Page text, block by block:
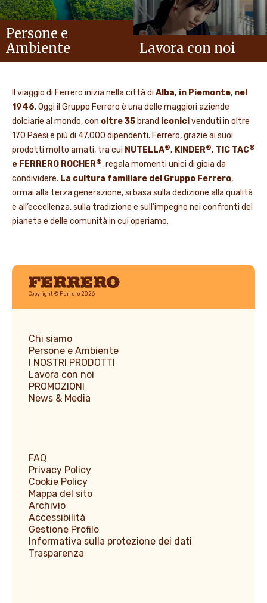
Persone e
Ambiente
Lavora con noi
Il viaggio di Ferrero inizia nella città di Alba, in Piemonte, nel
1946. Oggi il Gruppo Ferrero è una delle maggiori aziende
dolciarie al mondo, con oltre 35 brand iconicivenduti in oltre
170 Paesi e più di 47.000 dipendenti. Ferrero, grazie ai suoi
prodotti molto amati, tra cui NUTELLA®, KINDER®, TIC TAC®
e FERRERO ROCHER®, regala momenti unici di gioia da
condividere. La cultura familiare del Gruppo Ferrero,
ormai alla terza generazione, si basa sulla dedizione alla qualità
e all’eccellenza, sulla tradizione e sull’impegno nei confronti del
pianeta e delle comunità in cui operiamo.
Ferrero
Copyright © Ferrero 2026
Chi siamo
Persone e Ambiente
I NOSTRI PRODOTTI
Lavora con noi
PROMOZIONI
News & Media
FAQ
Privacy Policy
Cookie Policy
Mappa del sito
Archivio
Accessibilità
Gestione Profilo
Informativa sulla protezione dei dati
Trasparenza